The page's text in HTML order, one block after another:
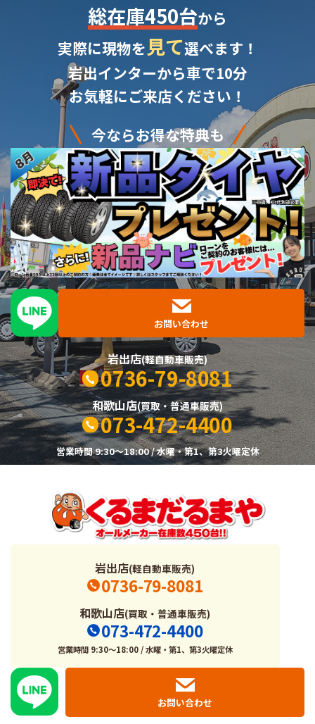
総在庫450台から
実際に現物を見て選べます！
岩出インターから車で10分
お気軽にご来店ください！
今ならお得な特典も
お問い合わせ
岩出店(軽自動車販売)
0736-79-8081
和歌山店(買取・普通車販売)
073-472-4400
営業時間 9:30～18:00 / 水曜・第1、第3火曜定休
岩出店(軽自動車販売)
0736-79-8081
和歌山店(買取・普通車販売)
073-472-4400
営業時間 9:30～18:00 / 水曜・第1、第3火曜定休
お問い合わせ